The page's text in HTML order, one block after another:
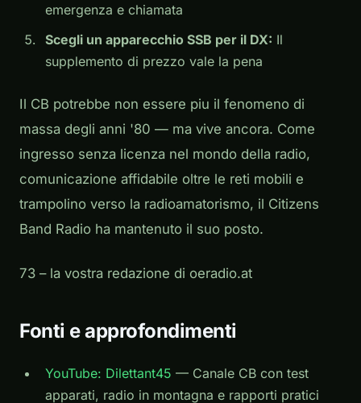
emergenza e chiamata
Scegli un apparecchio SSB per il DX: Il
supplemento di prezzo vale la pena
Il CB potrebbe non essere piu il fenomeno di
massa degli anni '80 — ma vive ancora. Come
ingresso senza licenza nel mondo della radio,
comunicazione affidabile oltre le reti mobili e
trampolino verso la radioamatorismo, il Citizens
Band Radio ha mantenuto il suo posto.
73 – la vostra redazione di oeradio.at
Fonti e approfondimenti
YouTube: Dilettant45 — Canale CB con test
apparati, radio in montagna e rapporti pratici